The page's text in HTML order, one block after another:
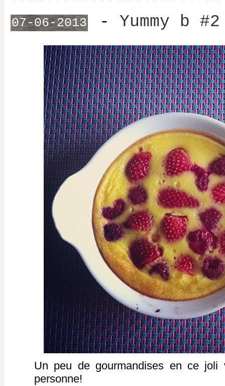
07-06-2013 - Yummy b #2
Un peu de gourmandises en ce
personne!